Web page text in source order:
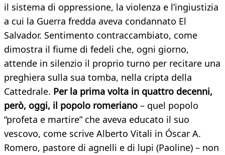
il sistema di oppressione, la violenza e l’ingiustizia
a cui la Guerra fredda aveva condannato El
Salvador. Sentimento contraccambiato, come
dimostra il fiume di fedeli che, ogni giorno,
attende in silenzio il proprio turno per recitare una
preghiera sulla sua tomba, nella cripta della
Cattedrale. Per la prima volta in quattro decenni,
però, oggi, il popolo romeriano – quel popolo
“profeta e martire” che aveva educato il suo
vescovo, come scrive Alberto Vitali in Óscar A.
Romero, pastore di agnelli e di lupi (Paoline) – non